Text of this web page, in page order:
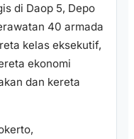
di Daop 5, Depo
40 armada
kelas eksekutif,
ekonomi
dan kereta